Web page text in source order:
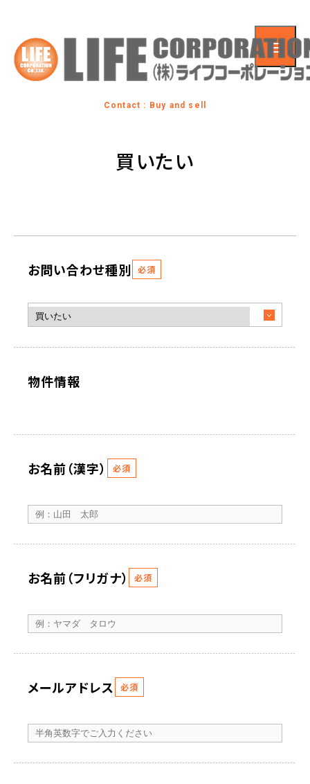
Contact : Buy and sell
買いたい
お問い合わせ種別 必須
物件情報
お名前（漢字） 必須
お名前（フリガナ） 必須
メールアドレス 必須